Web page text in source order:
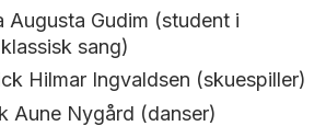
Augusta Gudim (student i
sang)
Hilmar Ingvaldsen (skuespiller)
Aune Nygård (danser)